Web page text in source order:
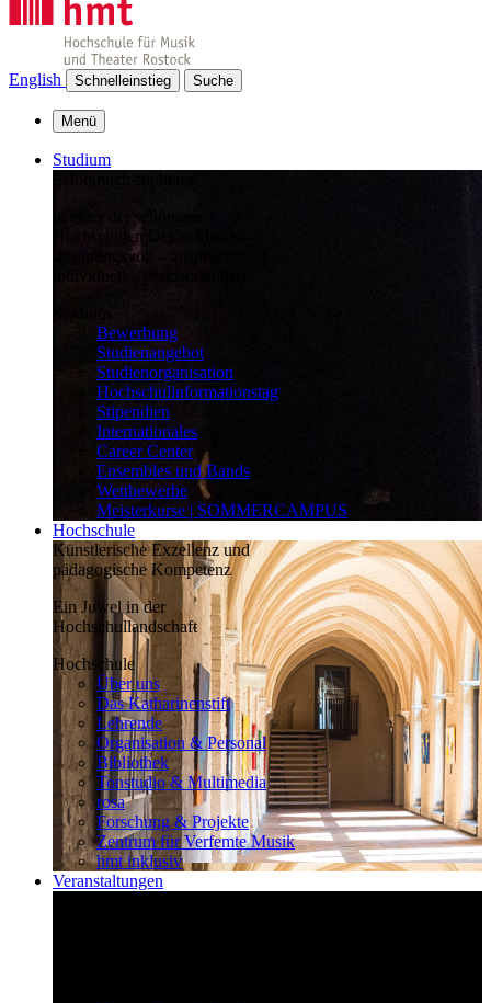
English Schnelleinstieg Suche
Menü
Studium
in einer der schönsten
Hochschulen Deutschlands:
stimmungsvoll – anspruchsvoll –
individuell – praxisorientiert
Bewerbung
Studienangebot
Studienorganisation
Hochschulinformationstag
Stipendien
Internationales
Career Center
Ensembles und Bands
Wettbewerbe
Meisterkurse | SOMMERCAMPUS
Hochschule
Künstlerische Exzellenz und
pädagogische Kompetenz
Ein Juwel in der
Hochschullandschaft
Hochschule
Über uns
Das Katharinenstift
Lehrende
Organisation & Personal
Bibliothek
Tonstudio & Multimedia
rosa
Forschung & Projekte
Zentrum für Verfemte Musik
hmt inklusiv
Veranstaltungen